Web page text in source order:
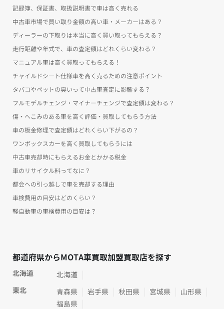
記録簿、保証書、取扱説明書で車は高く売れる
中古車市場で買い取り金額の高い車・メーカーはある？
ディーラーの下取りは本当に高く買い取ってもらえる？
走行距離や年式で、車の査定額はどれくらい変わる？
マニュアル車は高く買取ってもらえる！
チャイルドシート仕様車を高く売るための注意ポイント
タバコやペットの臭いって中古車査定に影響する？
フルモデルチェンジ・マイナーチェンジで査定額は変わる？
傷・へこみのある車を高く評価・買取してもらう方法
車の板金修理で査定額はどれくらい下がるの？
ワンボックスカーを高く買取してもらうには
中古車売却時にもらえるお金とかかる税金
車のリサイクル料ってなに？
都会への引っ越しで車を売却する理由
車検費用の目安はどのくらい？
軽自動車の車検費用の目安は？
都道府県からMOTA車買取加盟買取店を探す
北海道
北海道
東北
青森県 岩手県 秋田県 宮城県
山形県
福島県